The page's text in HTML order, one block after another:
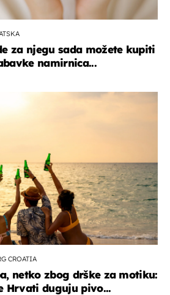
za njegu sada možete kupiti
namirnica...
CROATIA
netko zbog drške za motiku:
Hrvati duguju pivo...